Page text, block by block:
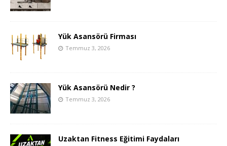
Yük Asansörü Firması
Temmuz 3, 2026
Yük Asansörü Nedir ?
Temmuz 3, 2026
Uzaktan Fitness Eğitimi Faydaları